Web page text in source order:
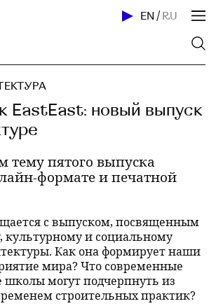
EN / RU
EastEast: новый выпуск
тему пятого выпуска
формате и печатной
с выпуском, посвященным
культурному и социальному
Как она формирует наши
мира? Что современные
школы могут подчерпнуть из
строительных практик?